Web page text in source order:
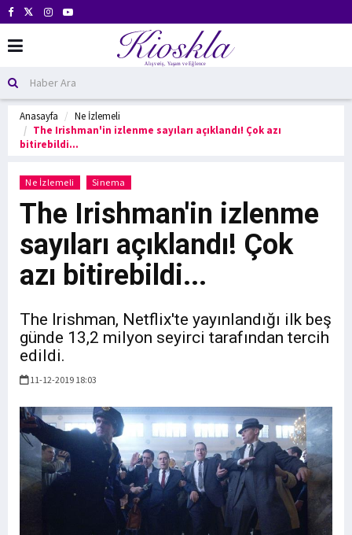
Anasayfa
Ne İzlemeli
The Irishman'in izlenme sayıları açıklandı! Çok azı
bitirebildi...
Ne İzlemeli Sinema
The Irishman'in izlenme
sayıları açıklandı! Çok
azı bitirebildi...
The Irishman, Netflix'te yayınlandığı ilk beş
günde 13,2 milyon seyirci tarafından tercih
edildi.
11-12-2019 18:03